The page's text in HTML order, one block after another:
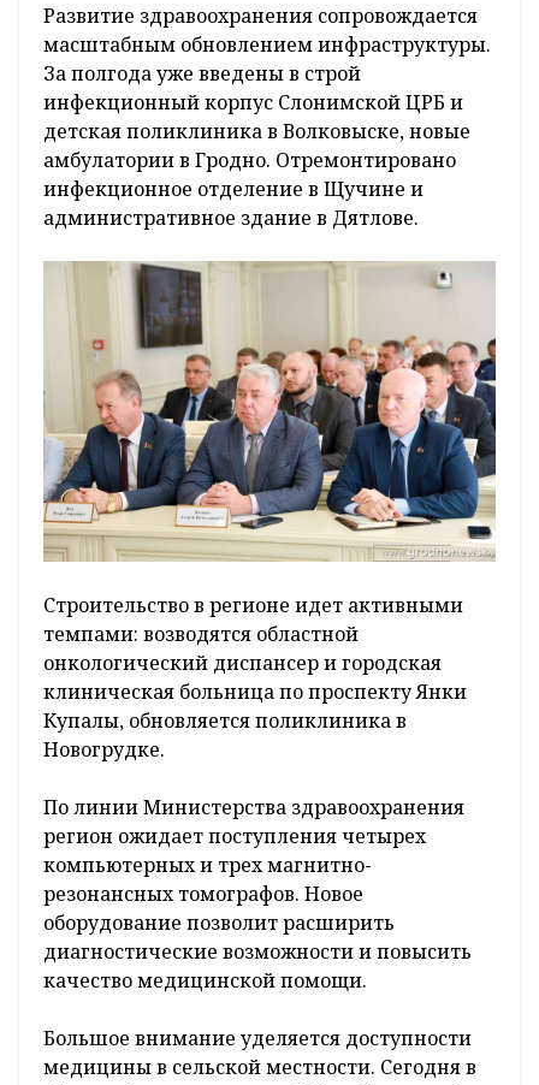
Развитие здравоохранения сопровождается
масштабным обновлением инфраструктуры.
За полгода уже введены в строй
инфекционный корпус Слонимской ЦРБ и
детская поликлиника в Волковыске, новые
амбулатории в Гродно. Отремонтировано
инфекционное отделение в Щучине и
административное здание в Дятлове.
Строительство в регионе идет активными
темпами: возводятся областной
онкологический диспансер и городская
клиническая больница по проспекту Янки
Купалы, обновляется поликлиника в
Новогрудке.
По линии Министерства здравоохранения
регион ожидает поступления четырех
компьютерных и трех магнитно-
резонансных томографов. Новое
оборудование позволит расширить
диагностические возможности и повысить
качество медицинской помощи.
Большое внимание уделяется доступности
медицины в сельской местности. Сегодня в